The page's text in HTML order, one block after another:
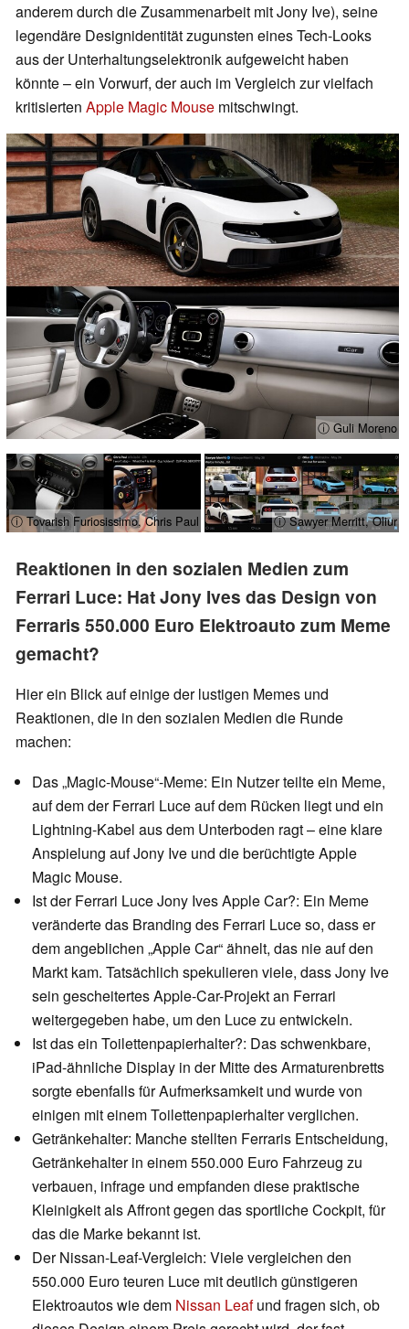
anderem durch die Zusammenarbeit mit Jony Ive), seine
legendäre Designidentität zugunsten eines Tech-Looks
aus der Unterhaltungselektronik aufgeweicht haben
könnte – ein Vorwurf, der auch im Vergleich zur vielfach
kritisierten Apple Magic Mouse mitschwingt.
ⓘ Guli Moreno
ⓘ Tovarish Furiosissimo, Chris Paul ⓘ Sawyer Merritt, Oliur
Reaktionen in den sozialen Medien zum
Ferrari Luce: Hat Jony Ives das Design von
Ferraris 550.000 Euro Elektroauto zum Meme
gemacht?
Hier ein Blick auf einige der lustigen Memes und
Reaktionen, die in den sozialen Medien die Runde
machen:
Das „Magic-Mouse“-Meme: Ein Nutzer teilte ein Meme,
auf dem der Ferrari Luce auf dem Rücken liegt und ein
Lightning-Kabel aus dem Unterboden ragt – eine klare
Anspielung auf Jony Ive und die berüchtigte Apple
Magic Mouse.
Ist der Ferrari Luce Jony Ives Apple Car?: Ein Meme
veränderte das Branding des Ferrari Luce so, dass er
dem angeblichen „Apple Car“ ähnelt, das nie auf den
Markt kam. Tatsächlich spekulieren viele, dass Jony Ive
sein gescheitertes Apple-Car-Projekt an Ferrari
weitergegeben habe, um den Luce zu entwickeln.
Ist das ein Toilettenpapierhalter?: Das schwenkbare,
iPad-ähnliche Display in der Mitte des Armaturenbretts
sorgte ebenfalls für Aufmerksamkeit und wurde von
einigen mit einem Toilettenpapierhalter verglichen.
Getränkehalter: Manche stellten Ferraris Entscheidung,
Getränkehalter in einem 550.000 Euro Fahrzeug zu
verbauen, infrage und empfanden diese praktische
Kleinigkeit als Affront gegen das sportliche Cockpit, für
das die Marke bekannt ist.
Der Nissan-Leaf-Vergleich: Viele vergleichen den
550.000 Euro teuren Luce mit deutlich günstigeren
Elektroautos wie dem Nissan Leafund fragen sich, ob